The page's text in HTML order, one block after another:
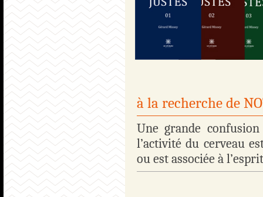
à la recherche de
Une grande
l’activité du cerveau
ou est associée à